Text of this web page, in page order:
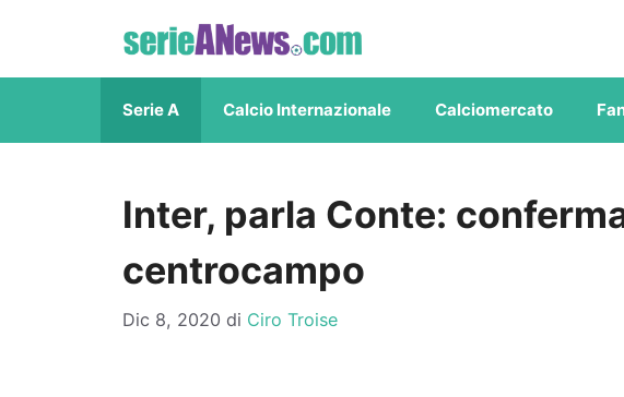
contenuto
Serie A Calcio Internazionale Calciomercato
Inter, parla Conte:
centrocampo
Dic 8, 2020 di Ciro Troise